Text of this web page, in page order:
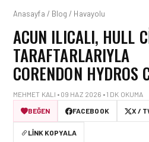
Anasayfa / Blog / Havayolu
ACUN ILICALI, HULL
TARAFTARLARIYLA
CORENDON HYDROS
MEHMET KALI • 09 HAZ 2026 • 1 DK OKUMA
BEĞEN
FACEBOOK X /
LINK KOPYALA